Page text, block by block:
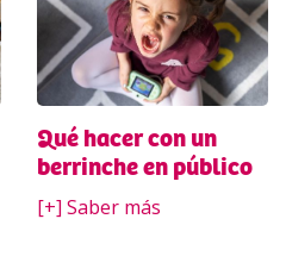
Qué hacer con un
berrinche en público
[+] Saber más